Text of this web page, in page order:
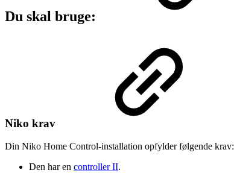
Du skal bruge:
Niko krav
Din Niko Home Control-installation opfylder følgende krav:
Den har en controller II.